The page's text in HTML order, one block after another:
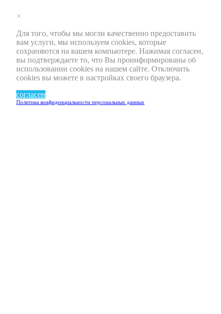
×
Для того, чтобы мы могли качественно предоставить
вам услуги, мы используем cookies, которые
сохраняются на вашем компьютере. Нажимая согласен,
вы подтверждаете то, что Вы проинформированы об
использовании cookies на нашем сайте. Отключить
cookies вы можете в настройках своего браузера.
согласен
Политика конфиденциальности персональных данных